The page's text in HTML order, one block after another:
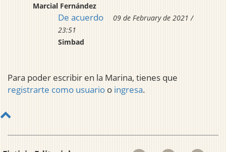
Marcial Fernández
De acuerdo
09 de February de 2021 /
23:51
Simbad
Para poder escribir en la Marina, tienes que
registrarte como usuario o ingresa.